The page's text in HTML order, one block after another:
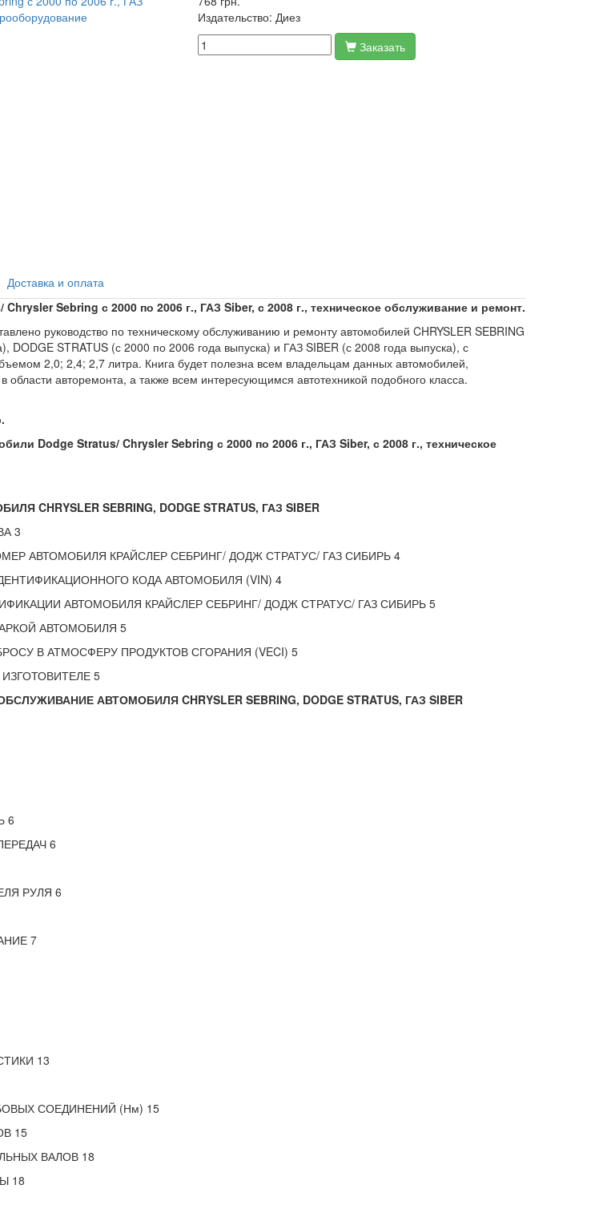
Издательство: Диез
Заказать
Доставка и оплата
Sebring с 2000 по 2006 г., ГАЗ Siber, с 2008 г., техническое обслуживание и ремонт.
руководство по техническому обслуживанию и ремонту автомобилей CHRYSLER SEBRING
DODGE STRATUS (с 2000 по 2006 года выпуска) и ГАЗ SIBER (с 2008 года выпуска), с
2,0; 2,4; 2,7 литра. Книга будет полезна всем владельцам данных автомобилей,
авторемонта, а также всем интересующимся автотехникой подобного класса.
Dodge Stratus/ Chrysler Sebring с 2000 по 2006 г., ГАЗ Siber, с 2008 г., техническое
CHRYSLER SEBRING, DODGE STRATUS, ГАЗ SIBER
3
АВТОМОБИЛЯ КРАЙСЛЕР СЕБРИНГ/ ДОДЖ СТРАТУС/ ГАЗ СИБИРЬ 4
КОДА АВТОМОБИЛЯ (VIN) 4
АВТОМОБИЛЯ КРАЙСЛЕР СЕБРИНГ/ ДОДЖ СТРАТУС/ ГАЗ СИБИРЬ 5
АВТОМОБИЛЯ 5
В АТМОСФЕРУ ПРОДУКТОВ СГОРАНИЯ (VECI) 5
5
АВТОМОБИЛЯ CHRYSLER SEBRING, DODGE STRATUS, ГАЗ SIBER
6
6
РУЛЯ 6
7
13
СОЕДИНЕНИЙ (Нм) 15
15
ВАЛОВ 18
18